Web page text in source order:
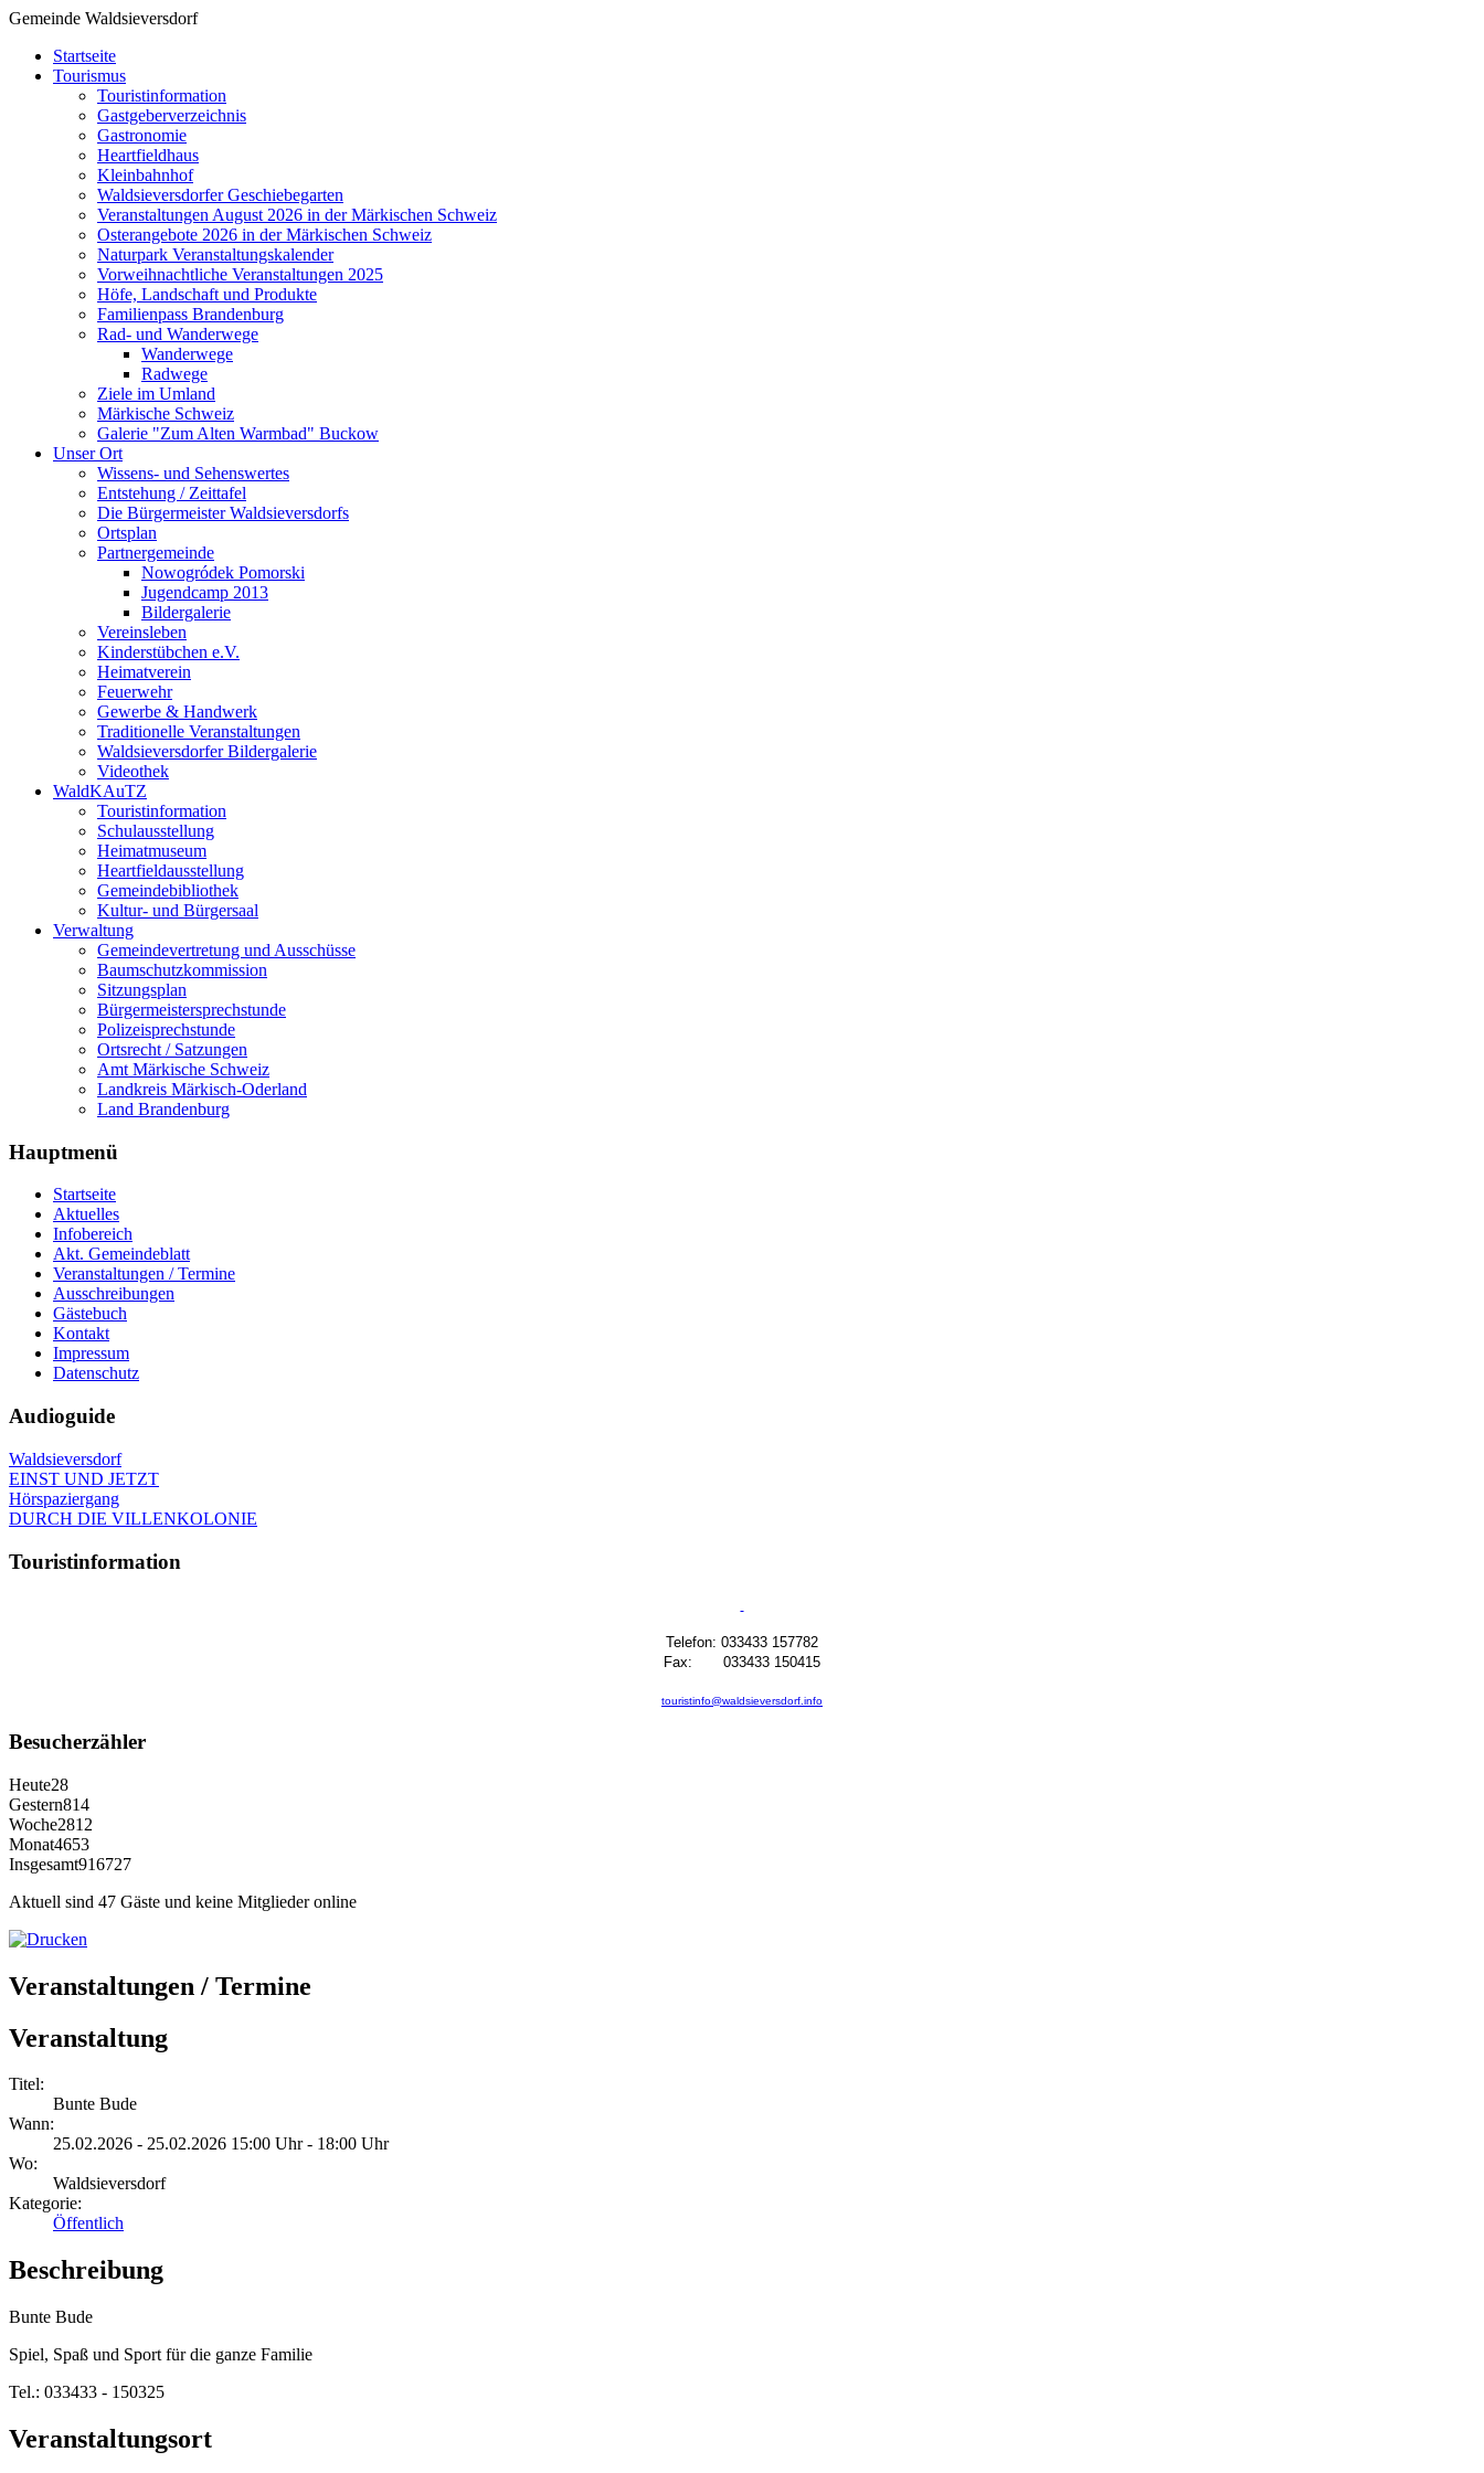
Gemeinde Waldsieversdorf
Startseite
Tourismus
Touristinformation
Gastgeberverzeichnis
Gastronomie
Heartfieldhaus
Kleinbahnhof
Waldsieversdorfer Geschiebegarten
Veranstaltungen August 2026 in der Märkischen Schweiz
Osterangebote 2026 in der Märkischen Schweiz
Naturpark Veranstaltungskalender
Vorweihnachtliche Veranstaltungen 2025
Höfe, Landschaft und Produkte
Familienpass Brandenburg
Rad- und Wanderwege
Wanderwege
Radwege
Ziele im Umland
Märkische Schweiz
Galerie "Zum Alten Warmbad" Buckow
Unser Ort
Wissens- und Sehenswertes
Entstehung / Zeittafel
Die Bürgermeister Waldsieversdorfs
Ortsplan
Partnergemeinde
Nowogródek Pomorski
Jugendcamp 2013
Bildergalerie
Vereinsleben
Kinderstübchen e.V.
Heimatverein
Feuerwehr
Gewerbe & Handwerk
Traditionelle Veranstaltungen
Waldsieversdorfer Bildergalerie
Videothek
WaldKAuTZ
Touristinformation
Schulausstellung
Heimatmuseum
Heartfieldausstellung
Gemeindebibliothek
Kultur- und Bürgersaal
Verwaltung
Gemeindevertretung und Ausschüsse
Baumschutzkommission
Sitzungsplan
Bürgermeistersprechstunde
Polizeisprechstunde
Ortsrecht / Satzungen
Amt Märkische Schweiz
Landkreis Märkisch-Oderland
Land Brandenburg
Hauptmenü
Startseite
Aktuelles
Infobereich
Akt. Gemeindeblatt
Veranstaltungen / Termine
Ausschreibungen
Gästebuch
Kontakt
Impressum
Datenschutz
Audioguide
Waldsieversdorf
EINST UND JETZT
Hörspaziergang
DURCH DIE VILLENKOLONIE
Touristinformation
Telefon: 033433 157782
Fax: 033433 150415
touristinfo@waldsieversdorf.info
Besucherzähler
Heute28
Gestern814
Woche2812
Monat4653
Insgesamt916727
Aktuell sind 47 Gäste und keine Mitglieder online
Veranstaltungen / Termine
Veranstaltung
Titel:
Bunte Bude
Wann:
25.02.2026 - 25.02.2026 15:00 Uhr - 18:00 Uhr
Wo:
Waldsieversdorf
Kategorie:
Öffentlich
Beschreibung
Bunte Bude
Spiel, Spaß und Sport für die ganze Familie
Tel.: 033433 - 150325
Veranstaltungsort